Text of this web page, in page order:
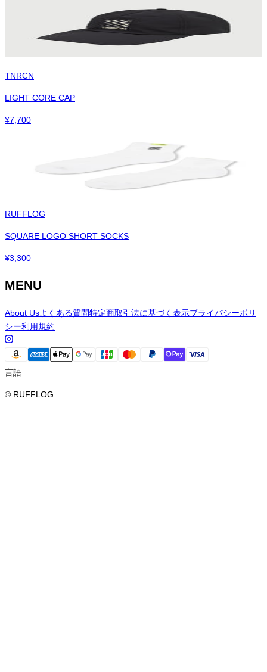
TNRCN
LIGHT CORE CAP
¥7,700
RUFFLOG
SQUARE LOGO SHORT SOCKS
¥3,300
MENU
About Usよくある質問特定商取引法に基づく表示プライバシーポリ
シー利用規約
言語
© RUFFLOG